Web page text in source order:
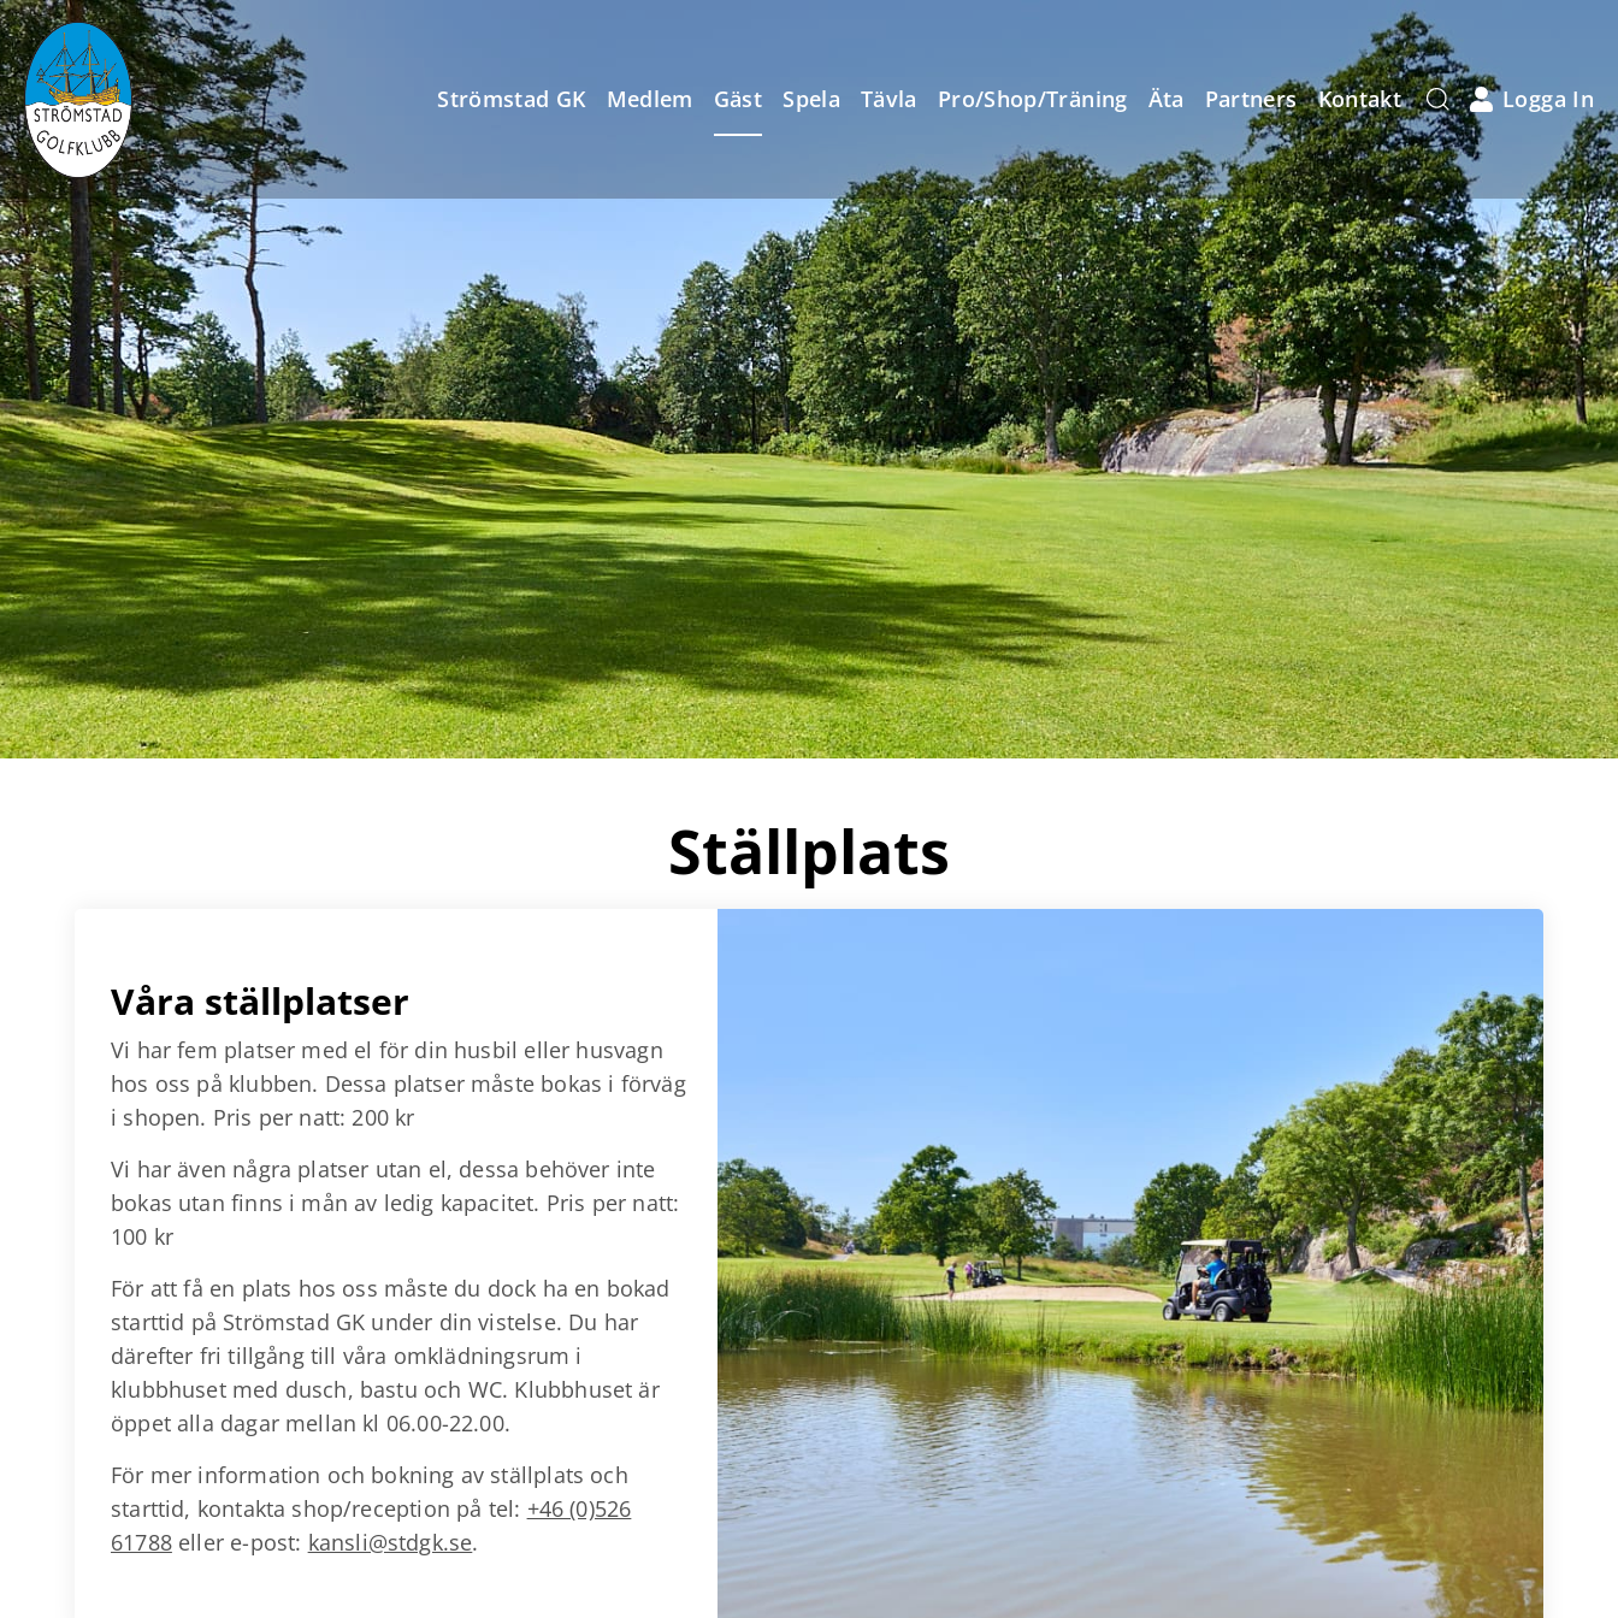
Strömstad GK Medlem Gäst Spela Tävla Pro/Shop/Träning Äta Partners Kontakt Logga In
Ställplats
Våra ställplatser
Vi har fem platser med el för din husbil eller husvagn
hos oss på klubben. Dessa platser måste bokas i förväg
i shopen. Pris per natt: 200 kr
Vi har även några platser utan el, dessa behöver inte
bokas utan finns i mån av ledig kapacitet. Pris per natt:
100 kr
För att få en plats hos oss måste du dock ha en bokad
starttid på Strömstad GK under din vistelse. Du har
därefter fri tillgång till våra omklädningsrum i
klubbhuset med dusch, bastu och WC. Klubbhuset är
öppet alla dagar mellan kl 06.00-22.00.
För mer information och bokning av ställplats och
starttid, kontakta shop/reception på tel: +46 (0)526
61788eller e-post: kansli@stdgk.se.